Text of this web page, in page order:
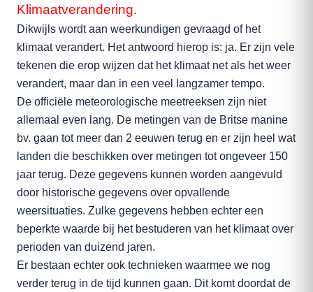
Klimaatverandering.
Dikwijls wordt aan weerkundigen gevraagd of het
klimaat verandert. Het antwoord hierop is: ja. Er zijn vele
tekenen die erop wijzen dat het klimaat net als het weer
verandert, maar dan in een veel langzamer tempo.
De officiële meteorologische meetreeksen zijn niet
allemaal even lang. De metingen van de Britse manine
bv. gaan tot meer dan 2 eeuwen terug en er zijn heel wat
landen die beschikken over metingen tot ongeveer 150
jaar terug. Deze gegevens kunnen worden aangevuld
door historische gegevens over opvallende
weersituaties. Zulke gegevens hebben echter een
beperkte waarde bij het bestuderen van het klimaat over
perioden van duizend jaren.
Er bestaan echter ook technieken waarmee we nog
verder terug in de tijd kunnen gaan. Dit komt doordat de